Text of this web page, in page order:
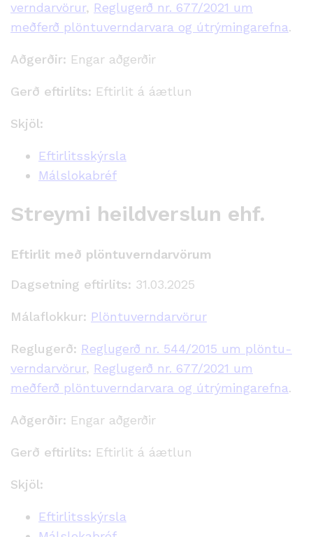
verndar­vörur, Reglugerð nr. 677/2021 um
meðferð plöntuverndarvara og útrýmingarefna.
Aðgerðir: Engar aðgerðir
Gerð eftirlits: Eftirlit á áætlun
Skjöl:
Eftirlitsskýrsla
Málslokabréf
Streymi heildverslun ehf.
Eftirlit með plöntuverndarvörum
Dagsetning eftirlits: 31.03.2025
Málaflokkur: Plöntuverndarvörur
Reglugerð: Reglugerð nr. 544/2015 um plöntu­
verndar­vörur, Reglugerð nr. 677/2021 um
meðferð plöntuverndarvara og útrýmingarefna.
Aðgerðir: Engar aðgerðir
Gerð eftirlits: Eftirlit á áætlun
Skjöl:
Eftirlitsskýrsla